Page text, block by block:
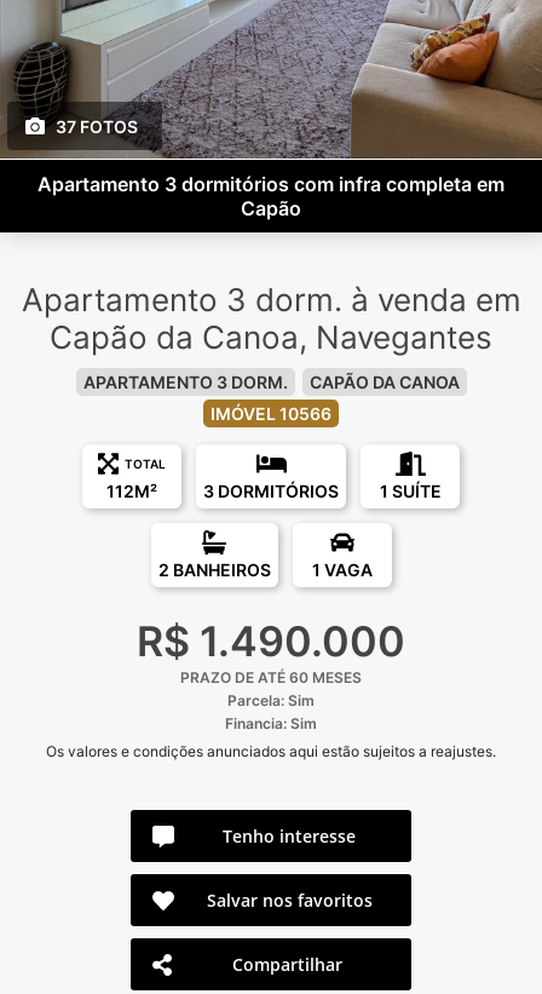
37 FOTOS
Apartamento 3 dormitórios com infra completa em
Capão
Apartamento 3 dorm. à venda em
Capão da Canoa, Navegantes
APARTAMENTO 3 DORM.
CAPÃO DA CANOA
IMÓVEL 10566
TOTAL
112M² 3 DORMITÓRIOS 1 SUÍTE
2 BANHEIROS 1 VAGA
R$ 1.490.000
PRAZO DE ATÉ 60 MESES
Parcela: Sim
Financia: Sim
Os valores e condições anunciados aqui estão sujeitos a reajustes.
Tenho interesse
Salvar nos favoritos
Compartilhar